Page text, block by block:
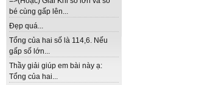
bé cùng gấp lên...
Đẹp quá...
Tổng của hai số là 114,6. Nếu
gấp số lớn...
Thầy giải giúp em bài này ạ:
Tổng của hai...